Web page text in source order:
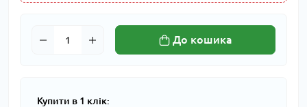
До кошика
Купити в 1 клік: